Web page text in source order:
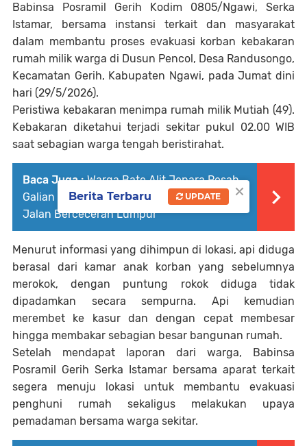
Babinsa Posramil Gerih Kodim 0805/Ngawi, Serka
Istamar, bersama instansi terkait dan masyarakat
dalam membantu proses evakuasi korban kebakaran
rumah milik warga di Dusun Pencol, Desa Randusongo,
Kecamatan Gerih, Kabupaten Ngawi, pada Jumat dini
hari (29/5/2026).
Peristiwa kebakaran menimpa rumah milik Mutiah (49).
Kebakaran diketahui terjadi sekitar pukul 02.00 WIB
saat sebagian warga tengah beristirahat.
Baca Juga : Warga Bate Alit Jepara Resah,
Galian Tanah Lumpur Tak Berijin Bikin
Jalan Berceceran Lumpur
Menurut informasi yang dihimpun di lokasi, api diduga
berasal dari kamar anak korban yang sebelumnya
merokok, dengan puntung rokok diduga tidak
dipadamkan secara sempurna. Api kemudian
merembet ke kasur dan dengan cepat membesar
hingga membakar sebagian besar bangunan rumah.
Setelah mendapat laporan dari warga, Babinsa
Posramil Gerih Serka Istamar bersama aparat terkait
segera menuju lokasi untuk membantu evakuasi
penghuni rumah sekaligus melakukan upaya
pemadaman bersama warga sekitar.
×
Berita Terbaru UPDATE